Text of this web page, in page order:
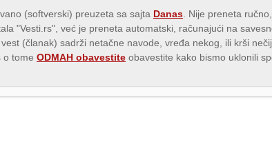
(softverski) preuzeta sa sajta Danas . Nije preneta
"Vesti.rs", već je preneta automatski, računajući na
vest (članak) sadrži netačne navode, vređa nekog, ili krši
o tome ODMAH obavestite obavestite kako bismo uklonili